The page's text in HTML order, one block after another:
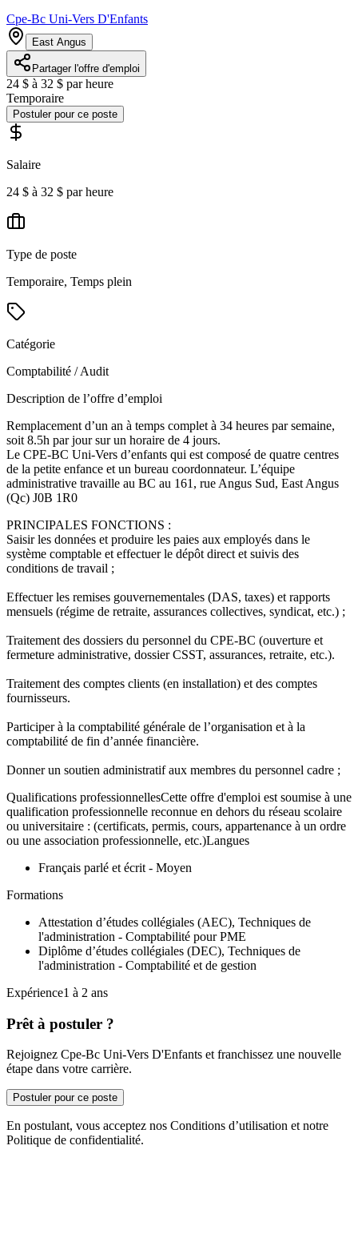
Cpe-Bc Uni-Vers D'Enfants
East Angus
Partager l'offre d'emploi
24 $ à 32 $ par heure
Temporaire
Postuler pour ce poste
Salaire
24 $ à 32 $ par heure
Type de poste
Temporaire, Temps plein
Catégorie
Comptabilité / Audit
Description de l’offre d’emploi
Remplacement d’un an à temps complet à 34 heures par semaine,
soit 8.5h par jour sur un horaire de 4 jours.
Le CPE-BC Uni-Vers d’enfants qui est composé de quatre centres
de la petite enfance et un bureau coordonnateur. L’équipe
administrative travaille au BC au 161, rue Angus Sud, East Angus
(Qc) J0B 1R0
PRINCIPALES FONCTIONS :
Saisir les données et produire les paies aux employés dans le
système comptable et effectuer le dépôt direct et suivis des
conditions de travail ;
Effectuer les remises gouvernementales (DAS, taxes) et rapports
mensuels (régime de retraite, assurances collectives, syndicat, etc.) ;
Traitement des dossiers du personnel du CPE-BC (ouverture et
fermeture administrative, dossier CSST, assurances, retraite, etc.).
Traitement des comptes clients (en installation) et des comptes
fournisseurs.
Participer à la comptabilité générale de l’organisation et à la
comptabilité de fin d’année financière.
Donner un soutien administratif aux membres du personnel cadre ;
Qualifications professionnellesCette offre d'emploi est soumise à une
qualification professionnelle reconnue en dehors du réseau scolaire
ou universitaire : (certificats, permis, cours, appartenance à un ordre
ou une association professionnelle, etc.)Langues
Français parlé et écrit - Moyen
Formations
Attestation d’études collégiales (AEC), Techniques de
l'administration - Comptabilité pour PME
Diplôme d’études collégiales (DEC), Techniques de
l'administration - Comptabilité et de gestion
Expérience1 à 2 ans
Prêt à postuler ?
Rejoignez Cpe-Bc Uni-Vers D'Enfants et franchissez une nouvelle
étape dans votre carrière.
Postuler pour ce poste
En postulant, vous acceptez nos Conditions d’utilisation et notre
Politique de confidentialité.